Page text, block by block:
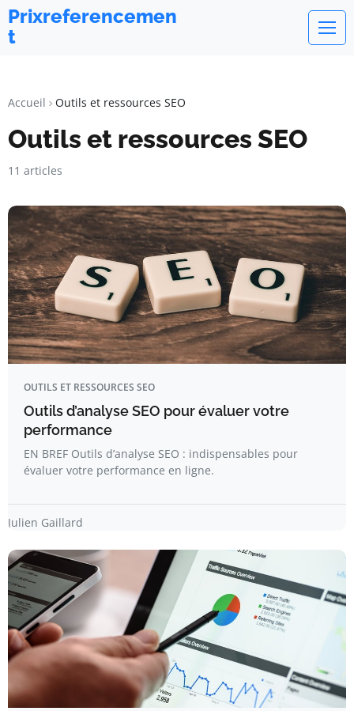
Prixreferencemen
t
Accueil Outils et ressources SEO
Outils et ressources SEO
11 articles
OUTILS ET RESSOURCES SEO
Outils d’analyse SEO pour évaluer votre
performance
EN BREF Outils d’analyse SEO : indispensables pour
évaluer votre performance en ligne.
Julien Gaillard